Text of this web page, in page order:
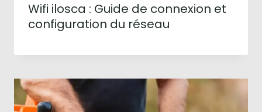
Wifi ilosca : Guide de connexion et
configuration du réseau